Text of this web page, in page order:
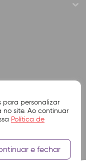
para personalizar
site. Ao continuar
Política de
e fechar